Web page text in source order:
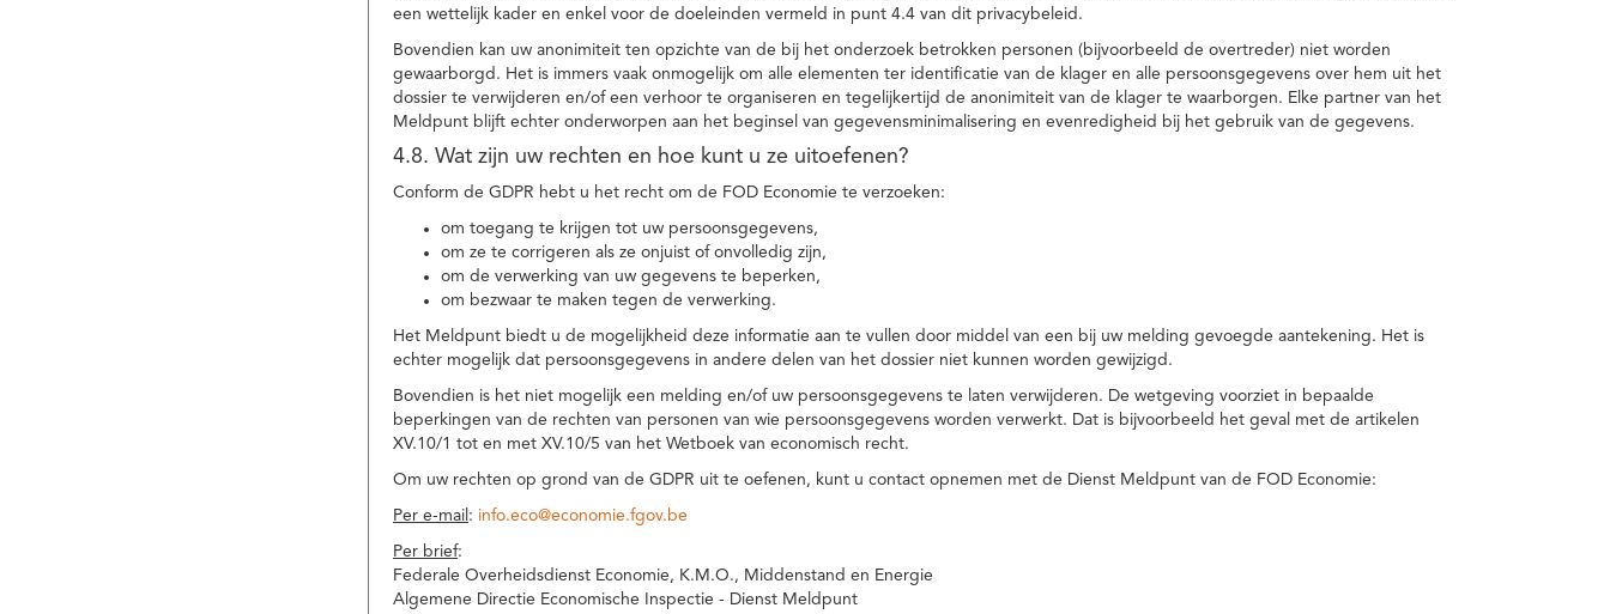
een wettelijk kader en enkel voor de doeleinden vermeld in punt 4.4 van dit privacybeleid.
Bovendien kan uw anonimiteit ten opzichte van de bij het onderzoek betrokken personen (bijvoorbeeld de overtreder) niet worden
gewaarborgd. Het is immers vaak onmogelijk om alle elementen ter identificatie van de klager en alle persoonsgegevens over hem uit het
dossier te verwijderen en/of een verhoor te organiseren en tegelijkertijd de anonimiteit van de klager te waarborgen. Elke partner van het
Meldpunt blijft echter onderworpen aan het beginsel van gegevensminimalisering en evenredigheid bij het gebruik van de gegevens.
4.8. Wat zijn uw rechten en hoe kunt u ze uitoefenen?
Conform de GDPR hebt u het recht om de FOD Economie te verzoeken:
om toegang te krijgen tot uw persoonsgegevens,
om ze te corrigeren als ze onjuist of onvolledig zijn,
om de verwerking van uw gegevens te beperken,
om bezwaar te maken tegen de verwerking.
Het Meldpunt biedt u de mogelijkheid deze informatie aan te vullen door middel van een bij uw melding gevoegde aantekening. Het is
echter mogelijk dat persoonsgegevens in andere delen van het dossier niet kunnen worden gewijzigd.
Bovendien is het niet mogelijk een melding en/of uw persoonsgegevens te laten verwijderen. De wetgeving voorziet in bepaalde
beperkingen van de rechten van personen van wie persoonsgegevens worden verwerkt. Dat is bijvoorbeeld het geval met de artikelen
XV.10/1 tot en met XV.10/5 van het Wetboek van economisch recht.
Om uw rechten op grond van de GDPR uit te oefenen, kunt u contact opnemen met de Dienst Meldpunt van de FOD Economie:
Per e-mail : info.eco@economie.fgov.be
Per brief:
Federale Overheidsdienst Economie, K.M.O., Middenstand en Energie
Algemene Directie Economische Inspectie - Dienst Meldpunt